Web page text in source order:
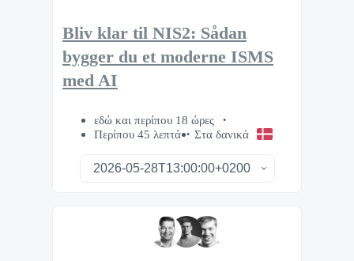
Bliv klar til NIS2: Sådan
bygger du et moderne ISMS
med AI
εδώ και περίπου 18 ώρες
Περίπου 45 λεπτά
Στα δανικά